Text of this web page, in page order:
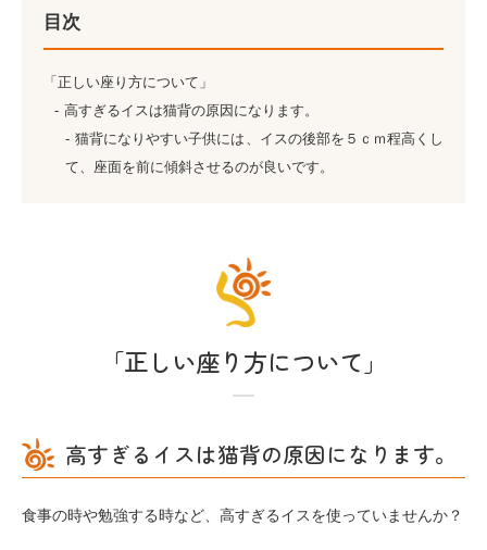
目次
「正しい座り方について」
高すぎるイスは猫背の原因になります。
猫背になりやすい子供には、イスの後部を５ｃｍ程高くし
て、座面を前に傾斜させるのが良いです。
「正しい座り方について」
高すぎるイスは猫背の原因になります。
食事の時や勉強する時など、高すぎるイスを使っていませんか？